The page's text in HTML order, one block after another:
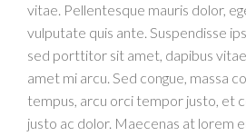
vitae. Pellentesque mauris dolor,
vulputate quis ante. Suspendisse
sed porttitor sit amet, dapibus
amet mi arcu. Sed congue, massa
tempus, arcu orci tempor justo, et
justo ac dolor. Maecenas at lorem